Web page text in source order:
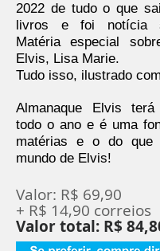
2022 de tudo o que
livros e foi notícia
Matéria especial
Elvis, Lisa Marie.
Tudo isso, ilustrado
Almanaque Elvis
todo o ano e é uma
matérias e o do que
mundo de Elvis!
Valor: R$ 69,90
+ R$ 14,90 correios
Valor total: R$